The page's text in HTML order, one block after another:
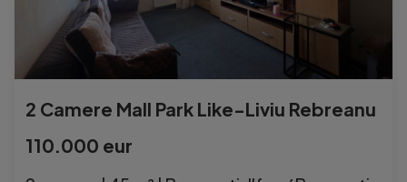
2 Camere Mall Park Like-Liviu Rebreanu
110.000 eur